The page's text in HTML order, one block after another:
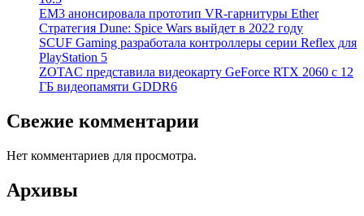
EM3 анонсировала прототип VR-гарнитуры Ether
Стратегия Dune: Spice Wars выйдет в 2022 году
SCUF Gaming разработала контроллеры серии Reflex для
PlayStation 5
ZOTAC представила видеокарту GeForce RTX 2060 с 12
ГБ видеопамяти GDDR6
Свежие комментарии
Нет комментариев для просмотра.
Архивы